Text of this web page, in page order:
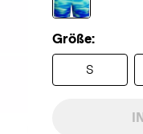
Größe:
S